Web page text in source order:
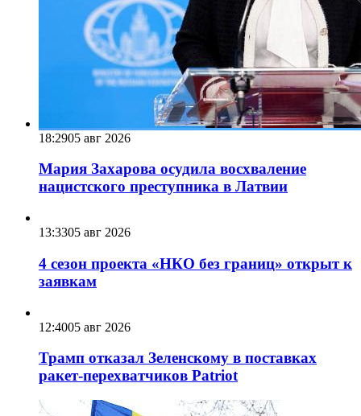
18:2905 авг 2026
Мария Захарова осудила восхваление
нацистского преступника в Латвии
13:3305 авг 2026
4 сезон проекта «НКО без границ» открыт к
заявкам
12:4005 авг 2026
Трамп отказал Зеленскому в поставках
ракет-перехватчиков Patriot